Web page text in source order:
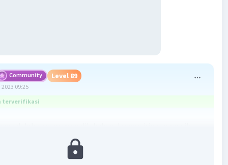
Community Level 89
09:25
terverifikasi
yang dilakukan dengan gerakan-gerakan yang berulang.